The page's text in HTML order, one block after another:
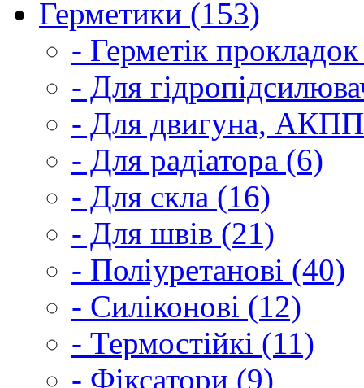
Герметики (153)
- Герметік
- Для
- Для двигуна,
- Для радіатора (6)
- Для скла (16)
- Для швів (21)
- Поліуретанові (40)
- Силіконові (12)
- Термостійкі (11)
- Фіксатори (9)